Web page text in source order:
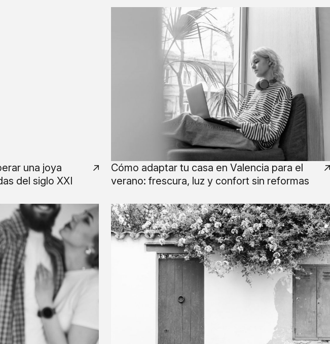
una joya
del siglo XXI
Cómo adaptar tu casa en Valencia para el
verano: frescura, luz y confort sin reformas